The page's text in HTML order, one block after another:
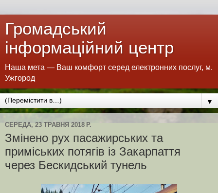
Громадський
інформаційний центр
Наша мета — Ваш комфорт серед електронних послуг, м.
Ужгород
▼
СЕРЕДА, 23 ТРАВНЯ 2018 Р.
Змінено рух пасажирських та
приміських потягів із Закарпаття
через Бескидський тунель